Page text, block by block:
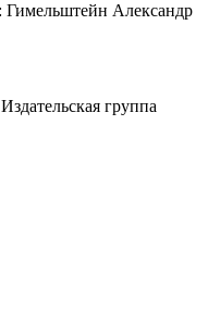
Гимельштейн Александр
группа